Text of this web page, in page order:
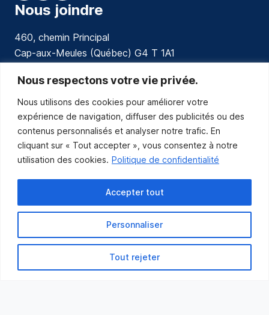
Nous respectons votre vie privée.
Nous utilisons des cookies pour améliorer votre
expérience de navigation, diffuser des publicités ou des
contenus personnalisés et analyser notre trafic. En
cliquant sur « Tout accepter », vous consentez à notre
utilisation des cookies. Politique de confidentialité
Personnaliser
Tout rejeter
Accepter tout
Nous joindre
460, chemin Principal
Cap-aux-Meules (Québec) G4 T 1A1
communications@muniles.ca
418 986-3100
Composez le 1 en tout temps pour toutes urgences.
Abonnez-vous
Abonnez-vous pour recevoir les nouvelles
de la Municipalité par courriel.